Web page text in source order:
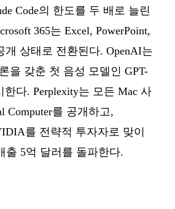
Code의 한도를 두 배로 늘린
365는 Excel, PowerPoint,
개 상태로 전환된다. OpenAI는
을 갖춘 첫 음성 모델인 GPT-
한다. Perplexity는 모든 Mac 사
Computer를 공개하고,
를 전략적 투자자로 맞이
출 5억 달러를 돌파한다.